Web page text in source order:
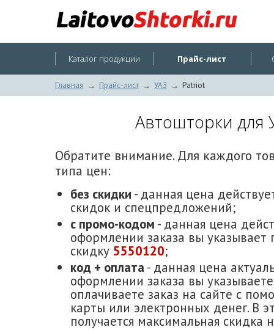
Каталог продукции Прайс-лист
Главная → Прайс-лист → УАЗ → Patriot
Автошторки для
Обратите внимание. Для каждого
типа цен:
без скидки - данная цена
скидок и спецпредложений;
с промо-кодом - данная цена
оформлении заказа вы указывает
скидку 5550120;
код + оплата - данная цена
оформлении заказа вы
оплачиваете заказ на сайте с
карты или электронных денег. В
получается максимальная скидка